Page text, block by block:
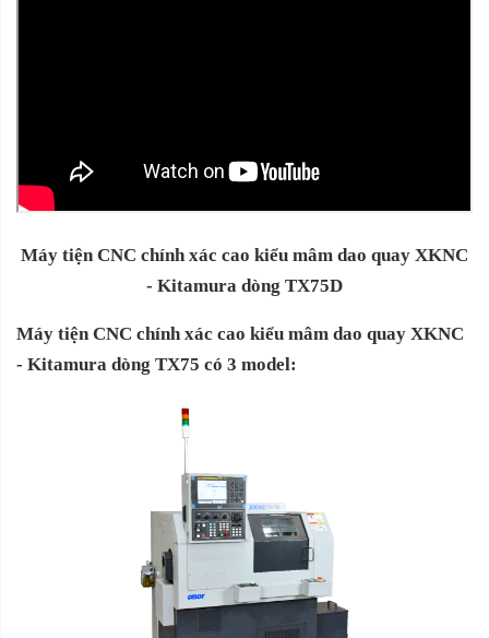
Máy tiện CNC chính xác cao kiểu mâm dao quay XKNC
- Kitamura dòng TX75D
Máy tiện CNC chính xác cao kiểu mâm dao quay XKNC
- Kitamura dòng TX75 có 3 model: